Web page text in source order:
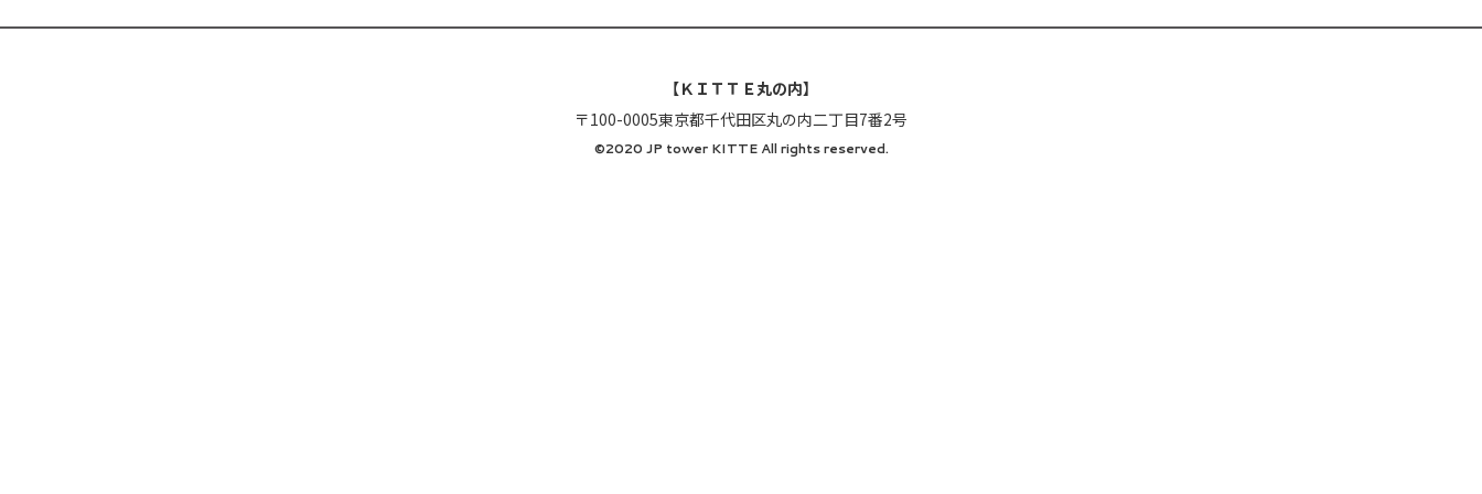
【ＫＩＴＴＥ丸の内】
〒100-0005東京都千代田区丸の内二丁目7番2号
©2020 JP tower KITTE All rights reserved.